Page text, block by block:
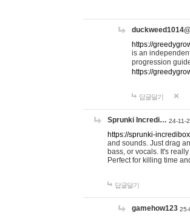
https://
is an
progression
https://
답글달기
Sprunki Incredi… 24-11-
https://sprunki-
and sounds. Just drag
bass, or vocals. It's
Perfect for killing time
답글달기
gamehow123 25-